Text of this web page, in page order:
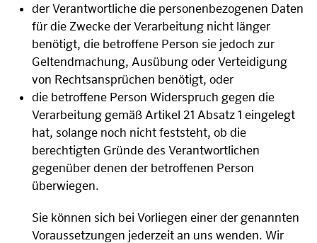
der Verantwortliche die personenbezogenen Daten
für die Zwecke der Verarbeitung nicht länger
benötigt, die betroffene Person sie jedoch zur
Geltendmachung, Ausübung oder Verteidigung
von Rechtsansprüchen benötigt, oder
die betroffene Person Widerspruch gegen die
Verarbeitung gemäß Artikel 21 Absatz 1 eingelegt
hat, solange noch nicht feststeht, ob die
berechtigten Gründe des Verantwortlichen
gegenüber denen der betroffenen Person
überwiegen.
Sie können sich bei Vorliegen einer der genannten
Voraussetzungen jederzeit an uns wenden. Wir